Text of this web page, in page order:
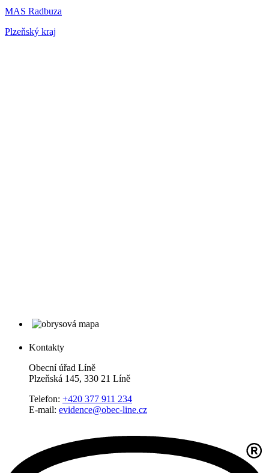
MAS Radbuza
Plzeňský kraj
Kontakty
Obecní úřad Líně
Plzeňská 145, 330 21 Líně
Telefon: +420 377 911 234
E-mail: evidence@obec-line.cz